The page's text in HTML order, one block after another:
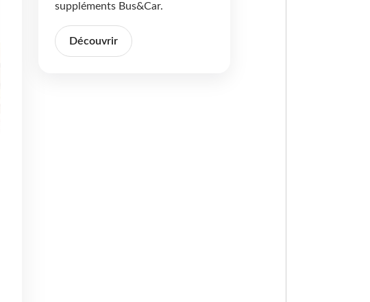
suppléments Bus&Car.
Découvrir